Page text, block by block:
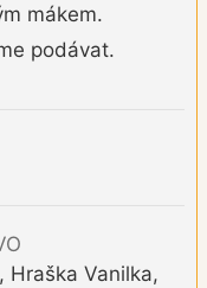
mákem.
podávat.
Hraška Vanilka,